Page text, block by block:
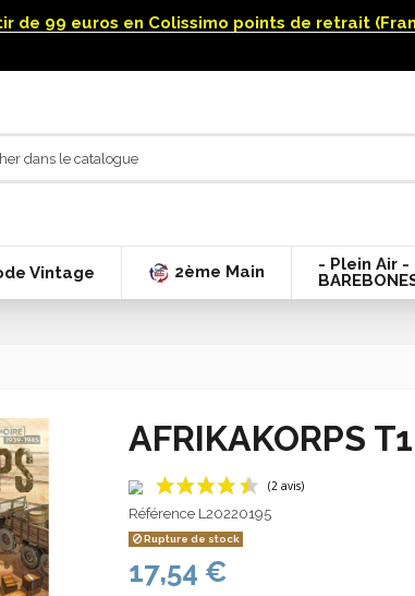
de 99 euros en Colissimo points de retrait
Vintage 2ème Main
- Plein Air -
AFRIKAKORPS
Référence L20220195
Rupture de stock
17,54 €